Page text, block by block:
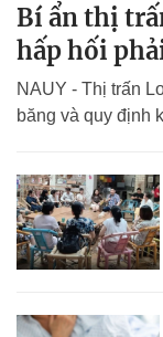
Bí ẩn thị
hấp hối
NAUY - Thị trấn
băng và quy định